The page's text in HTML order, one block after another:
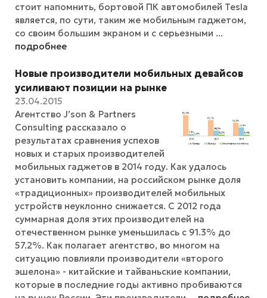
стоит напомнить, бортовой ПК автомобилей Tesla
является, по сути, таким же мобильным гаджетом,
со своим большим экраном и с серьезными ...
подробнее
Новые производители мобильных девайсов
усиливают позиции на рынке
23.04.2015
Агентство J’son & Partners
Consulting рассказало о
результатах сравнения успехов
новых и старых производителей
мобильных гаджетов в 2014 году. Как удалось
установить компании, на российском рынке доля
«традиционных» производителей мобильных
устройств неуклонно снижается. С 2012 года
суммарная доля этих производителей на
отечественном рынке уменьшилась с 91.3% до
57.2%. Как полагает агентство, во многом на
ситуацию повлияли производители «второго
эшелона» - китайские и тайваньские компании,
которые в последние годы активно пробиваются